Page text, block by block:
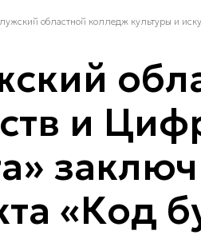
областной колледж культуры и
и
«Код